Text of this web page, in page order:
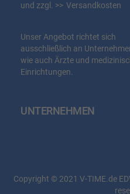
und zzgl.
Versandkosten
Unser Angebot richtet sich
ausschließlich an
wie auch Ärzte und
Einrichtungen.
UNTERNEHMEN
Copyright © 2021 V-TIME.de